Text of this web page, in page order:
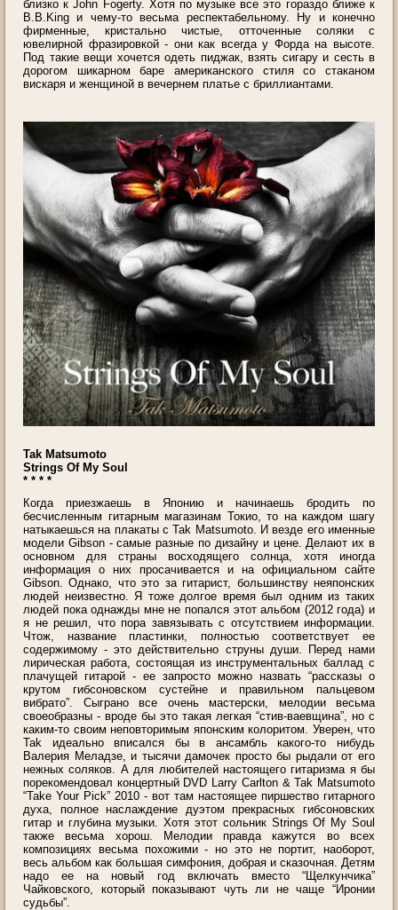
близко к John Fogerty. Хотя по музыке все это гораздо ближе к
B.B.King и чему-то весьма респектабельному. Ну и конечно
фирменные, кристально чистые, отточенные соляки с
ювелирной фразировкой - они как всегда у Форда на высоте.
Под такие вещи хочется одеть пиджак, взять сигару и сесть в
дорогом шикарном баре американского стиля со стаканом
вискаря и женщиной в вечернем платье с бриллиантами.
Tak Matsumoto
Strings Of My Soul
* * * *
Когда приезжаешь в Японию и начинаешь бродить по
бесчисленным гитарным магазинам Токио, то на каждом шагу
натыкаешься на плакаты с Tak Matsumoto. И везде его именные
модели Gibson - самые разные по дизайну и цене. Делают их в
основном для страны восходящего солнца, хотя иногда
информация о них просачивается и на официальном сайте
Gibson. Однако, что это за гитарист, большинству неяпонских
людей неизвестно. Я тоже долгое время был одним из таких
людей пока однажды мне не попался этот альбом (2012 года) и
я не решил, что пора завязывать с отсутствием информации.
Чтож, название пластинки, полностью соответствует ее
содержимому - это действительно струны души. Перед нами
лирическая работа, состоящая из инструментальных баллад с
плачущей гитарой - ее запросто можно назвать “рассказы о
крутом гибсоновском сустейне и правильном пальцевом
вибрато”. Сыграно все очень мастерски, мелодии весьма
своеобразны - вроде бы это такая легкая “стив-ваевщина”, но с
каким-то своим неповторимым японским колоритом. Уверен, что
Tak идеально вписался бы в ансамбль какого-то нибудь
Валерия Меладзе, и тысячи дамочек просто бы рыдали от его
нежных соляков. А для любителей настоящего гитаризма я бы
порекомендовал концертный DVD Larry Carlton & Tak Matsumoto
“Take Your Pick” 2010 - вот там настоящее пиршество гитарного
духа, полное наслаждение дуэтом прекрасных гибсоновских
гитар и глубина музыки. Хотя этот сольник Strings Of My Soul
также весьма хорош. Мелодии правда кажутся во всех
композициях весьма похожими - но это не портит, наоборот,
весь альбом как большая симфония, добрая и сказочная. Детям
надо ее на новый год включать вместо “Щелкунчика”
Чайковского, который показывают чуть ли не чаще “Иронии
судьбы”.